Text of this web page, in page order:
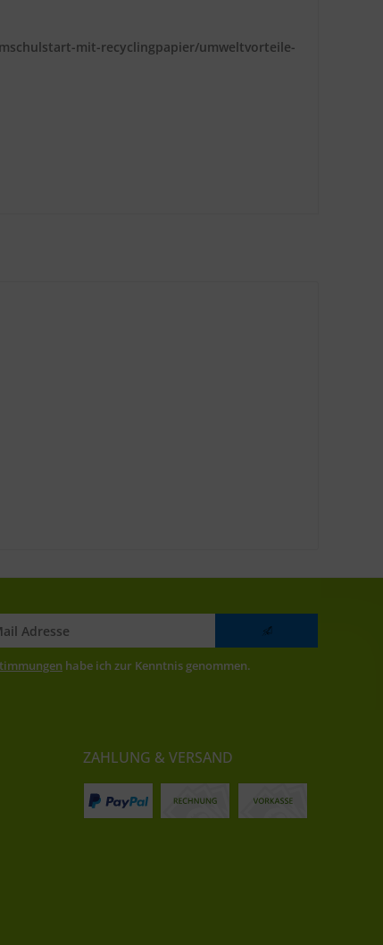
mit-recyclingpapier/umweltvorteile-
habe ich zur Kenntnis genommen.
ZAHLUNG & VERSAND